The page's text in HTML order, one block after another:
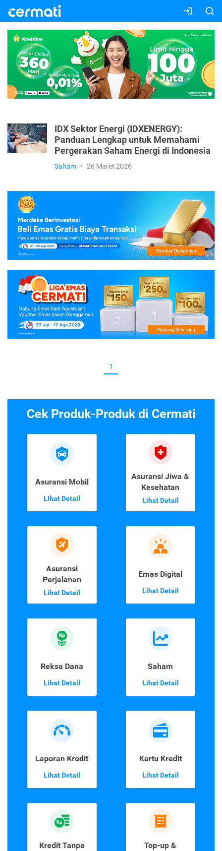
IDX Sektor Energi (IDXENERGY):
Panduan Lengkap untuk Memahami
Pergerakan Saham Energi di Indonesia
Saham • 26 Maret 2026
1
Cek Produk-Produk di Cermati
Asuransi Mobil
Lihat Detail
Asuransi Jiwa &
Kesehatan
Lihat Detail
Asuransi
Perjalanan
Lihat Detail
Emas Digital
Lihat Detail
Reksa Dana
Lihat Detail
Saham
Lihat Detail
Laporan Kredit
Lihat Detail
Kartu Kredit
Lihat Detail
Kredit Tanpa
Top-up &